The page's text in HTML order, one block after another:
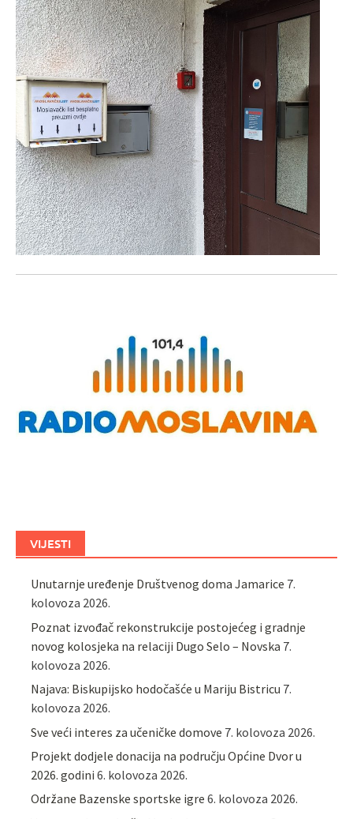
VIJESTI
Unutarnje uređenje Društvenog doma Jamarice 7.
kolovoza 2026.
Poznat izvođač rekonstrukcije postojećeg i gradnje
novog kolosjeka na relaciji Dugo Selo – Novska 7.
kolovoza 2026.
Najava: Biskupijsko hodočašće u Mariju Bistricu 7.
kolovoza 2026.
Sve veći interes za učeničke domove 7. kolovoza 2026.
Projekt dodjele donacija na području Općine Dvor u
2026. godini 6. kolovoza 2026.
Održane Bazenske sportske igre 6. kolovoza 2026.